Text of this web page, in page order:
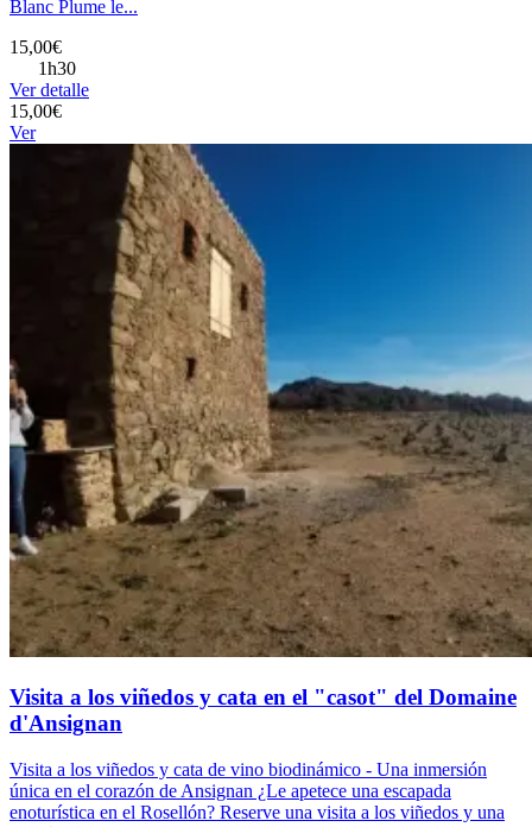
Blanc Plume le...
15,00€
1h30
Ver detalle
15,00€
Ver
Visita a los viñedos y cata en el "casot" del Domaine
d'Ansignan
Visita a los viñedos y cata de vino biodinámico - Una inmersión
única en el corazón de Ansignan ¿Le apetece una escapada
enoturística en el Rosellón? Reserve una visita a los viñedos y una